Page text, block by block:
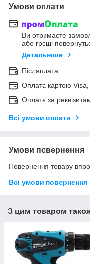
Умови оплати
Ви отримаєте
або гроші
Детальніше
Післяплата
Оплата картою
Оплата за
Всі умови оплати
Умови повернення
Повернення товару
Всі умови повернення
З цим товаром